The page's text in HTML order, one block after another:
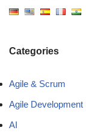
Categories
Agile & Scrum
Agile Development
AI